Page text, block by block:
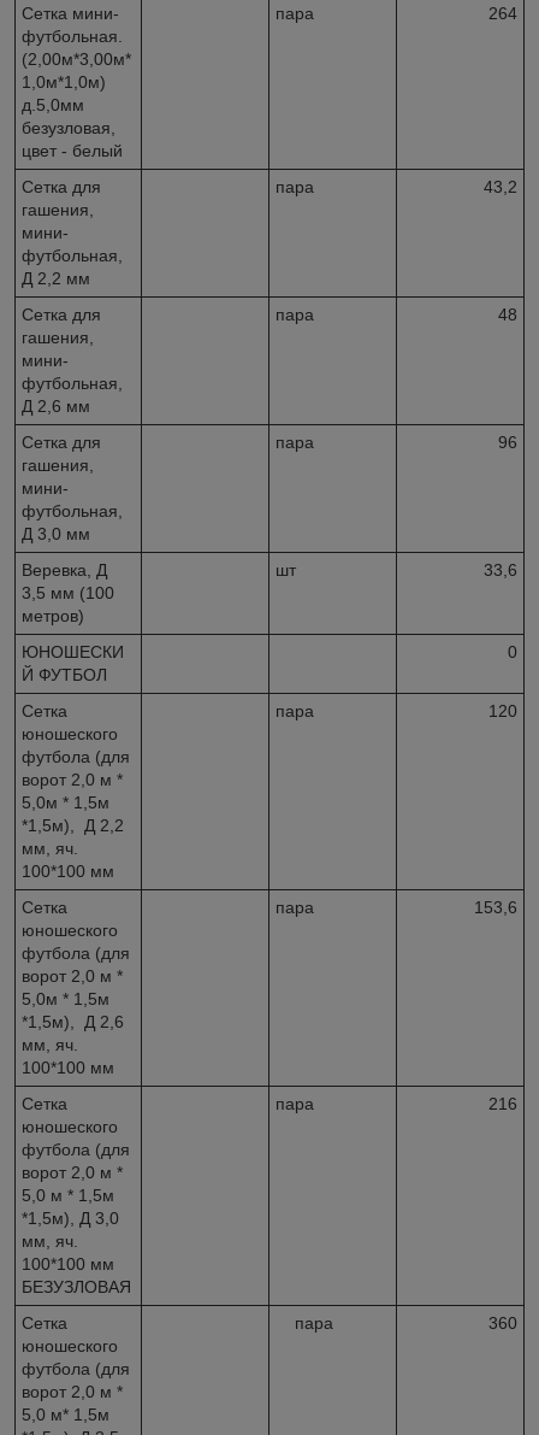
Сетка мини-
футбольная.
(2,00м*3,00м*
1,0м*1,0м)
д.5,0мм
безузловая,
цвет - белый
пара 264
Сетка для
гашения,
мини-
футбольная,
Д 2,2 мм
пара 43,2
Сетка для
гашения,
мини-
футбольная,
Д 2,6 мм
пара 48
Сетка для
гашения,
мини-
футбольная,
Д 3,0 мм
пара 96
Веревка, Д
3,5 мм (100
метров)
шт 33,6
ЮНОШЕСКИ
Й ФУТБОЛ
0
Сетка
юношеского
футбола (для
ворот 2,0 м *
5,0м * 1,5м
*1,5м), Д 2,2
мм, яч.
100*100 мм
пара 120
Сетка
юношеского
футбола (для
ворот 2,0 м *
5,0м * 1,5м
*1,5м), Д 2,6
мм, яч.
100*100 мм
пара 153,6
Сетка
юношеского
футбола (для
ворот 2,0 м *
5,0 м * 1,5м
*1,5м), Д 3,0
мм, яч.
100*100 мм
БЕЗУЗЛОВАЯ
пара 216
Сетка
юношеского
футбола (для
ворот 2,0 м *
5,0 м* 1,5м
пара 360